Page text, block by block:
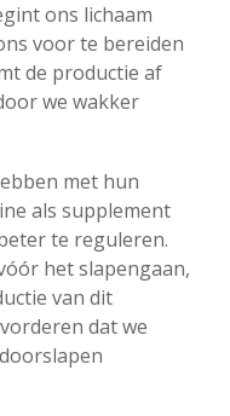
ons lichaam
voor te bereiden
de productie af
we wakker
met hun
als supplement
te reguleren.
het slapengaan,
van dit
dat we